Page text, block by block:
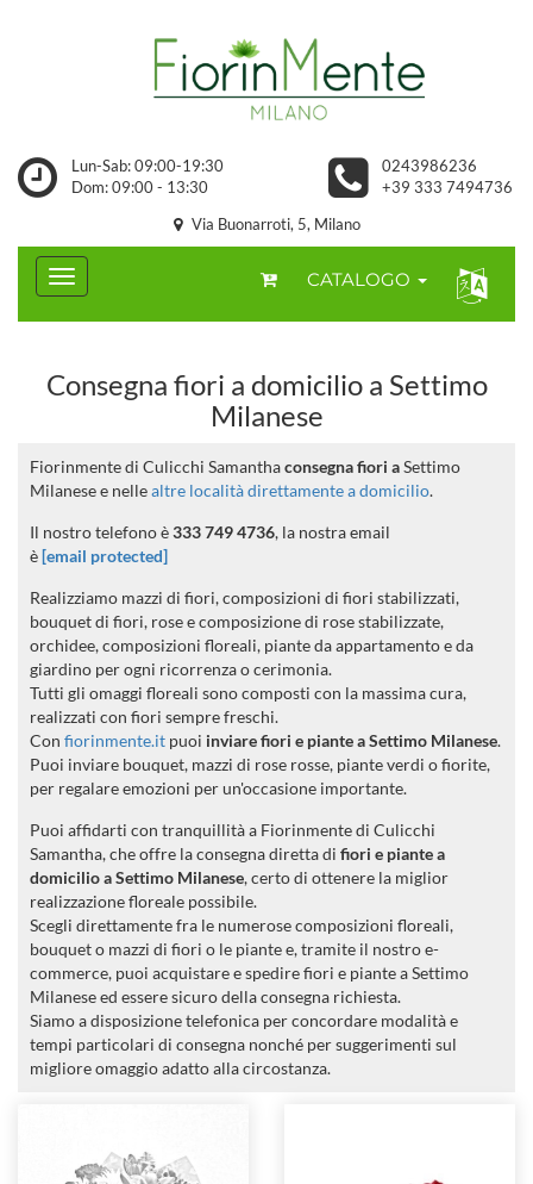
Lun-Sab: 09:00-19:30
Dom: 09:00 - 13:30
0243986236
+39 333 7494736
Via Buonarroti, 5, Milano
CATALOGO
Consegna fiori a domicilio a Settimo
Milanese
Fiorinmente di Culicchi Samanthaconsegna fiori aSettimo
Milanese e nellealtre località direttamente a domicilio.
Il nostro telefono è333 749 4736, la nostra email
è[email protected]
Realizziamo mazzi di fiori, composizioni di fiori stabilizzati,
bouquet di fiori, rose e composizione di rose stabilizzate,
orchidee, composizioni floreali, piante da appartamento e da
giardino per ogni ricorrenza o cerimonia.
Tutti gli omaggi floreali sono composti con la massima cura,
realizzati con fiori sempre freschi.
Con fiorinmente.it puoi inviare fiori e piante a Settimo Milanese.
Puoi inviare bouquet, mazzi di rose rosse, piante verdi o fiorite,
per regalare emozioni per un'occasione importante.
Puoi affidarti con tranquillità a Fiorinmente di Culicchi
Samantha, che offre la consegna diretta di fiori e piante a
domicilio a Settimo Milanese, certo di ottenere la miglior
realizzazione floreale possibile.
Scegli direttamente fra le numerose composizioni floreali,
bouquet o mazzi di fiori o le piante e, tramite il nostro e-
commerce, puoi acquistare e spedire fiori e piante a Settimo
Milanese ed essere sicuro della consegna richiesta.
Siamo a disposizione telefonica per concordare modalità e
tempi particolari di consegna nonché per suggerimenti sul
migliore omaggio adatto alla circostanza.